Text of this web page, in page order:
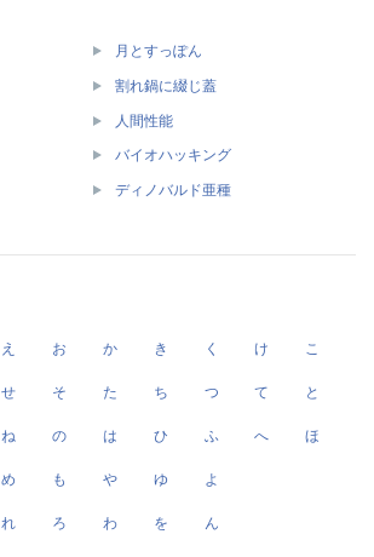
月とすっぽん
割れ鍋に綴じ蓋
人間性能
バイオハッキング
ディノバルド亜種
え お か き く け こ
せ そ た ち つ て と
ね の は ひ ふ へ ほ
め も や ゆ よ
れ ろ わ を ん